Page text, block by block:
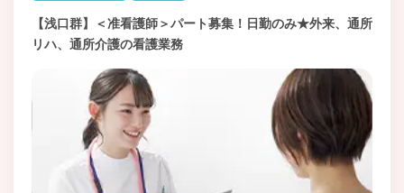
【浅口群】＜准看護師＞パート募集！日勤のみ★外来、通所
リハ、通所介護の看護業務